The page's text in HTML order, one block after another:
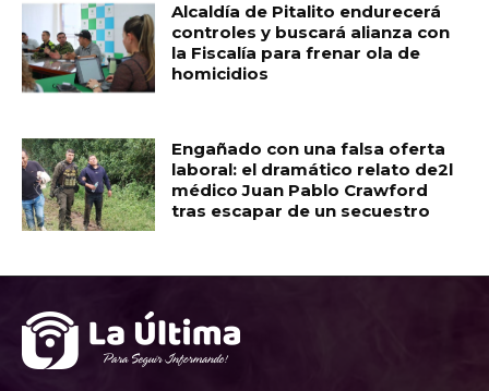
Alcaldía de Pitalito endurecerá
controles y buscará alianza con
la Fiscalía para frenar ola de
homicidios
Engañado con una falsa oferta
laboral: el dramático relato de2l
médico Juan Pablo Crawford
tras escapar de un secuestro